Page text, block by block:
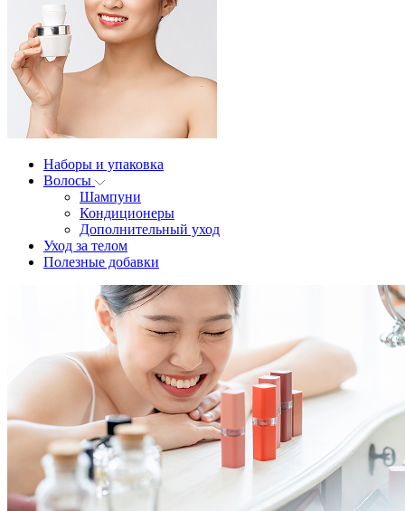
Наборы и упаковка
Волосы
Шампуни
Кондиционеры
Дополнительный уход
Уход за телом
Полезные добавки